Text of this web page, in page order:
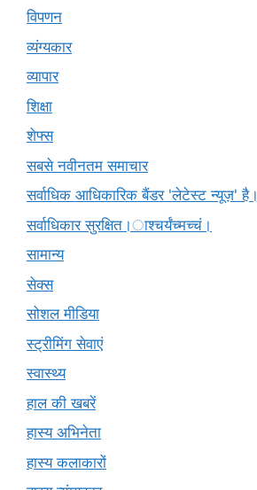
विपणन
व्यंग्यकार
व्यापार
शिक्षा
शेफ्स
सबसे नवीनतम समाचार
सर्वाधिक आधिकारिक बैंडर 'लेटेस्ट न्यूज़' है।
सर्वाधिकार सुरक्षित।ाश्चर्यंच्मच्चं।
सामान्य
सेक्स
सोशल मीडिया
स्ट्रीमिंग सेवाएं
स्वास्थ्य
हाल की खबरें
हास्य अभिनेता
हास्य कलाकारों